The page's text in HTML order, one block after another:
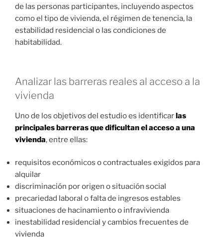
de las personas participantes, incluyendo aspectos
como el tipo de vivienda, el régimen de tenencia, la
estabilidad residencial o las condiciones de
habitabilidad.
Analizar las barreras reales al acceso a la
vivienda
Uno de los objetivos del estudio es identificarlas
principales barreras que dificultan el acceso a una
vivienda, entre ellas:
requisitos económicos o contractuales exigidos para
alquilar
discriminación por origen o situación social
precariedad laboral o falta de ingresos estables
situaciones de hacinamiento o infravivienda
inestabilidad residencial y cambios frecuentes de
vivienda